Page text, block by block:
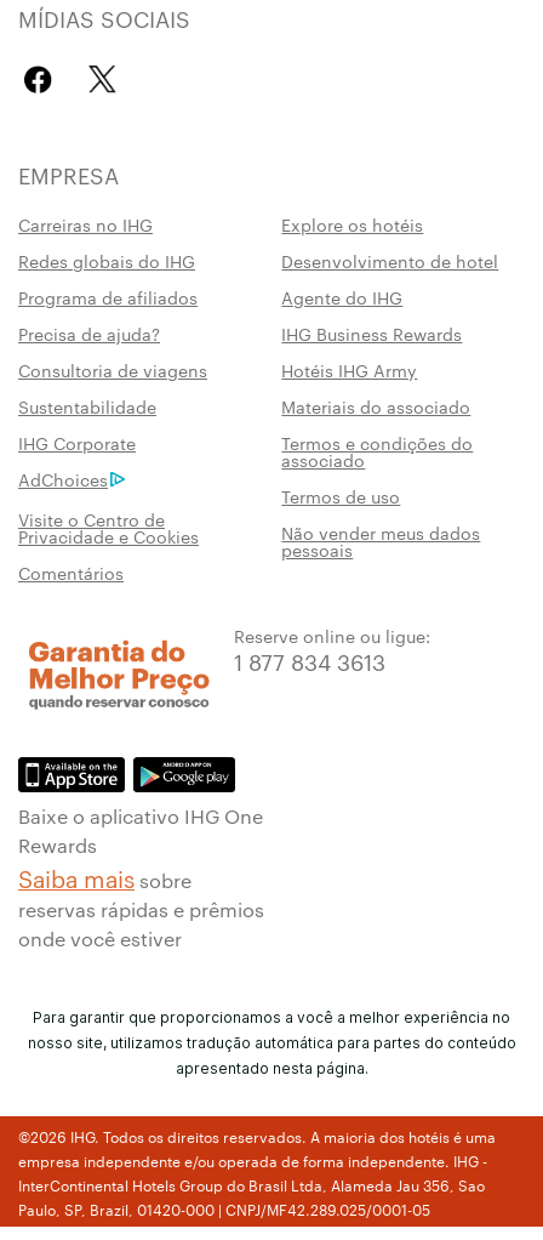
MÍDIAS SOCIAIS
EMPRESA
Carreiras no IHG
Explore os hotéis
Redes globais do IHG
Desenvolvimento de hotel
Programa de afiliados
Agente do IHG
Precisa de ajuda?
IHG Business Rewards
Consultoria de viagens
Hotéis IHG Army
Sustentabilidade
Materiais do associado
IHG Corporate
Termos e condições do
associado
AdChoices
Termos de uso
Visite o Centro de
Privacidade e Cookies Não vender meus dados
pessoais
Comentários
Reserve online ou ligue:
1 877 834 3613
Baixe o aplicativo IHG One
Rewards
Saiba mais sobre
reservas rápidas e prêmios
onde você estiver
Para garantir que proporcionamos a você a melhor experiência no
nosso site, utilizamos tradução automática para partes do conteúdo
apresentado nesta página.
©2026 IHG. Todos os direitos reservados. A maioria dos hotéis é uma
empresa independente e/ou operada de forma independente. IHG -
InterContinental Hotels Group do Brasil Ltda, Alameda Jau 356, Sao
Paulo, SP, Brazil, 01420-000 | CNPJ/MF42.289.025/0001-05